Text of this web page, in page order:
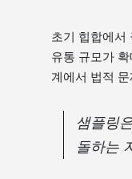
초기 힙합에서
유통 규모가
계에서 법적
샘플링
돌하는